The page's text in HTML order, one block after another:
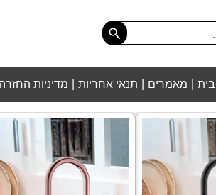
מאמרים תנאי אחריות מדיניות